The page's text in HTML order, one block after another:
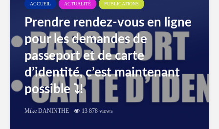
ACCUEIL ACTUALITÉ PUBLICATIONS
Prendre rendez-vous en ligne
pour les demandes de
passeport et de carte
d’identité, c’est maintenant
possible ⤵️!
Mike DANINTHE 13 878 views